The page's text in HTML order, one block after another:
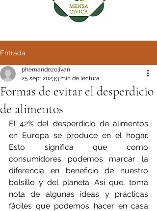
Entrada
Formas de evitar el desperdicio
de alimentos
phernandezolivan
25 sept 20233 min de lectura
El 42% del desperdicio de alimentos
en Europa se produce en el hogar.
Esto significa que como
consumidores podemos marcar la
diferencia en beneficio de nuestro
bolsillo y del planeta. Así que, toma
nota de algunas ideas y prácticas
fáciles que podemos hacer en casa